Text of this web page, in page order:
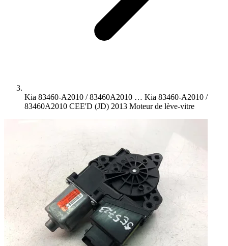
Kia 83460-A2010 / 83460A2010 … Kia 83460-A2010 /
83460A2010 CEE'D (JD) 2013 Moteur de lève-vitre